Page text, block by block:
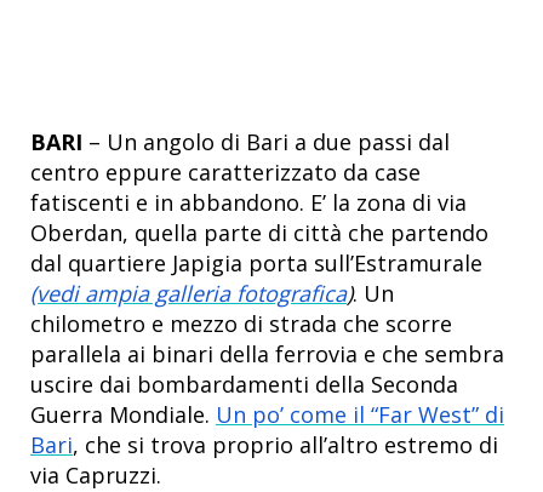
BARI – Un angolo di Bari a due passi dal
centro eppure caratterizzato da case
fatiscenti e in abbandono. E’ la zona di via
Oberdan, quella parte di città che partendo
dal quartiere Japigia porta sull’Estramurale
(vedi ampia galleria fotografica). Un
chilometro e mezzo di strada che scorre
parallela ai binari della ferrovia e che sembra
uscire dai bombardamenti della Seconda
Guerra Mondiale. Un po’ come il “Far West” di
Bari, che si trova proprio all’altro estremo di
via Capruzzi.